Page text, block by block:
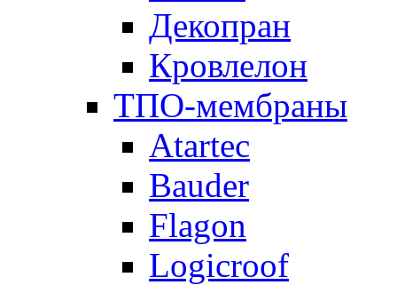
Декопран
Кровлелон
ТПО-мембраны
Atartec
Bauder
Flagon
Logicroof